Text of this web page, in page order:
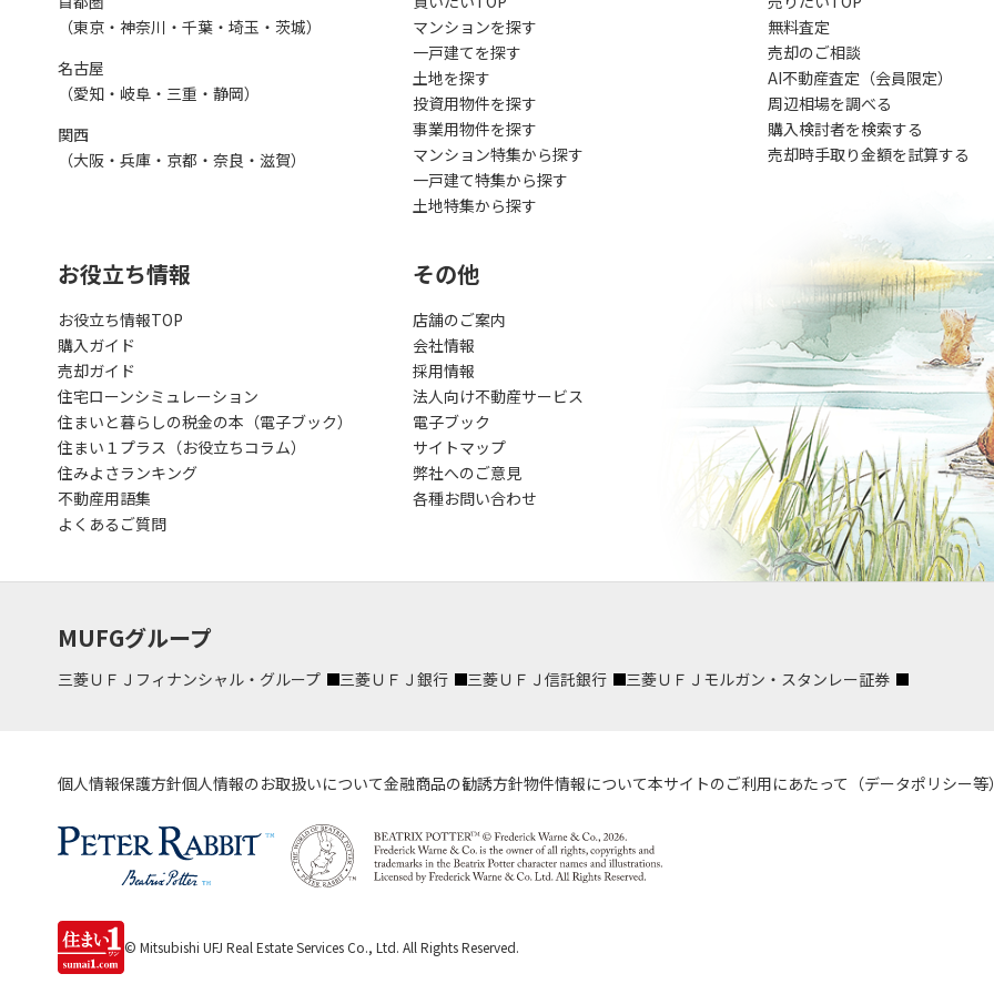
（東京・神奈川・千葉・埼玉・茨城）
名古屋
（愛知・岐阜・三重・静岡）
関西
（大阪・兵庫・京都・奈良・滋賀）
マンションを探す
一戸建てを探す
土地を探す
投資用物件を探す
事業用物件を探す
マンション特集から探す
一戸建て特集から探す
土地特集から探す
無料査定
売却のご相談
AI不動産査定（会員限定）
周辺相場を調べる
購入検討者を検索する
売却時手取り金額を試算する
お役立ち情報
お役立ち情報TOP
購入ガイド
売却ガイド
住宅ローンシミュレーション
住まいと暮らしの税金の本（電子ブック）
住まい１プラス（お役立ちコラム）
住みよさランキング
不動産用語集
よくあるご質問
その他
店舗のご案内
会社情報
採用情報
法人向け不動産サービス
電子ブック
サイトマップ
弊社へのご意見
各種お問い合わせ
MUFGグループ
三菱ＵＦＪフィナンシャル・グループ 三菱ＵＦＪ銀行 三菱ＵＦＪ信託銀行 三菱ＵＦＪモルガン・スタンレー証券
個人情報保護方針個人情報のお取扱いについて金融商品の勧誘方針物件情報について本サイトのご利用にあたって（データポリシー等
© Mitsubishi UFJ Real Estate Services Co., Ltd. All Rights Reserved.